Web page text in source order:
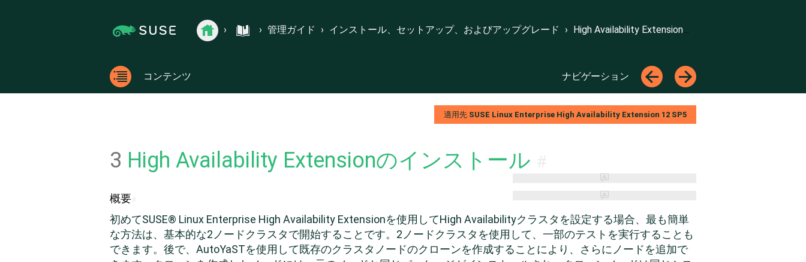
›
› 管理ガイド › インストール、セットアップ、およびアップグレード › High Availability Extensionのインストール
コン
コンテンツ
ナビゲーション
←
→
Linux
適用先 SUSE Linux Enterprise High Availability Extension 12 SP5
3 High Availability Extensionのインストール
概要
初めてSUSE® Linux Enterprise High Availability Extensionを使用してHigh Availabilityクラスタを設定する場合、最も簡単
な方法は、基本的な2ノードクラスタで開始することです。2ノードクラスタを使用して、一部のテストを実行することも
できます。後で、AutoYaSTを使用して既存のクラスタノードのクローンを作成することにより、さらにノードを追加で